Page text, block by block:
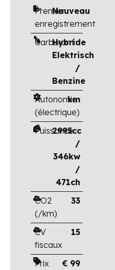
Premier
enregistrement
Nouveau
Carburant
Hybride
Elektrisch
/
Benzine
Autonomie
(électrique)
km
Puissance
2995cc
/
346kw
/
471ch
CO2
(/km)
33
CV
fiscaux
15
Prix
€ 99